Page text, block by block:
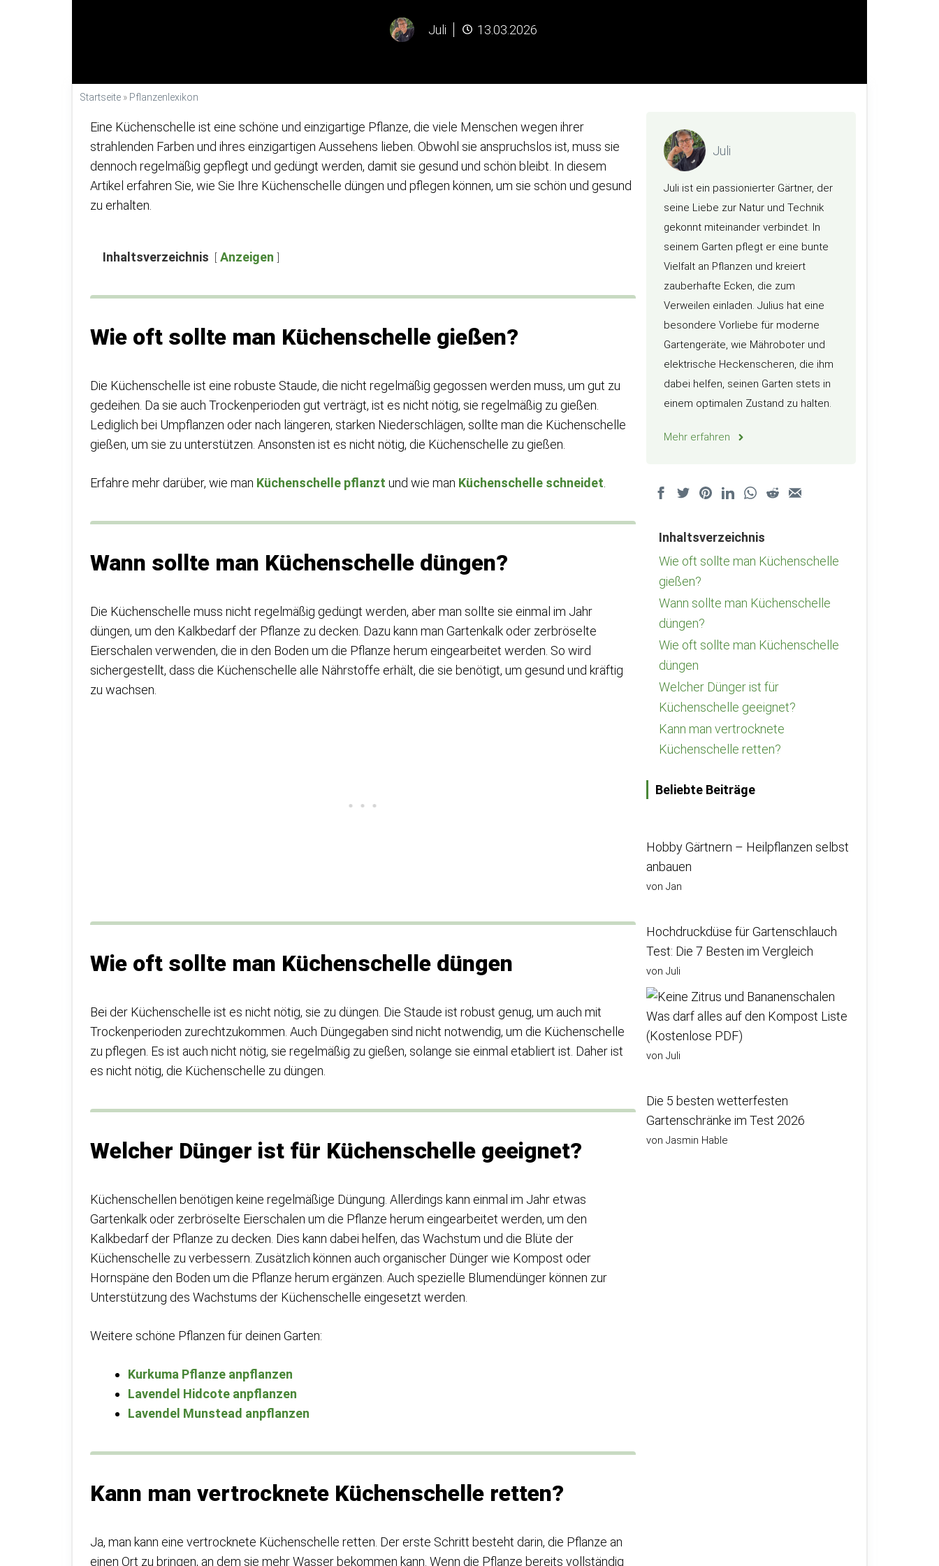
Juli 13.03.2026
Startseite » Pflanzenlexikon
Eine Küchenschelle ist eine schöne und einzigartige Pflanze, die viele Menschen wegen ihrer
strahlenden Farben und ihres einzigartigen Aussehens lieben. Obwohl sie anspruchslos ist, muss sie
dennoch regelmäßig gepflegt und gedüngt werden, damit sie gesund und schön bleibt. In diesem
Artikel erfahren Sie, wie Sie Ihre Küchenschelle düngen und pflegen können, um sie schön und gesund
zu erhalten.
Inhaltsverzeichnis Anzeigen
Wie oft sollte man Küchenschelle gießen?
Die Küchenschelle ist eine robuste Staude, die nicht regelmäßig gegossen werden muss, um gut zu
gedeihen. Da sie auch Trockenperioden gut verträgt, ist es nicht nötig, sie regelmäßig zu gießen.
Lediglich bei Umpflanzen oder nach längeren, starken Niederschlägen, sollte man die Küchenschelle
gießen, um sie zu unterstützen. Ansonsten ist es nicht nötig, die Küchenschelle zu gießen.
Erfahre mehr darüber, wie man Küchenschelle pflanzt und wie man Küchenschelle schneidet
Wann sollte man Küchenschelle düngen?
Die Küchenschelle muss nicht regelmäßig gedüngt werden, aber man sollte sie einmal im Jahr
düngen, um den Kalkbedarf der Pflanze zu decken. Dazu kann man Gartenkalk oder zerbröselte
Eierschalen verwenden, die in den Boden um die Pflanze herum eingearbeitet werden. So wird
sichergestellt, dass die Küchenschelle alle Nährstoffe erhält, die sie benötigt, um gesund und kräftig
zu wachsen.
Wie oft sollte man Küchenschelle düngen
Bei der Küchenschelle ist es nicht nötig, sie zu düngen. Die Staude ist robust genug, um auch mit
Trockenperioden zurechtzukommen. Auch Düngegaben sind nicht notwendig, um die Küchenschelle
zu pflegen. Es ist auch nicht nötig, sie regelmäßig zu gießen, solange sie einmal etabliert ist. Daher ist
es nicht nötig, die Küchenschelle zu düngen.
Welcher Dünger ist für Küchenschelle geeignet?
Küchenschellen benötigen keine regelmäßige Düngung. Allerdings kann einmal im Jahr etwas
Gartenkalk oder zerbröselte Eierschalen um die Pflanze herum eingearbeitet werden, um den
Kalkbedarf der Pflanze zu decken. Dies kann dabei helfen, das Wachstum und die Blüte der
Küchenschelle zu verbessern. Zusätzlich können auch organischer Dünger wie Kompost oder
Hornspäne den Boden um die Pflanze herum ergänzen. Auch spezielle Blumendünger können zur
Unterstützung des Wachstums der Küchenschelle eingesetzt werden.
Weitere schöne Pflanzen für deinen Garten:
Kurkuma Pflanze anpflanzen
Lavendel Hidcote anpflanzen
Lavendel Munstead anpflanzen
Kann man vertrocknete Küchenschelle retten?
Ja, man kann eine vertrocknete Küchenschelle retten. Der erste Schritt besteht darin, die Pflanze an
einen Ort zu bringen, an dem sie mehr Wasser bekommen kann. Wenn die Pflanze bereits vollständig
Juli
Juli ist ein passionierter Gärtner, der
seine Liebe zur Natur und Technik
gekonnt miteinander verbindet. In
seinem Garten pflegt er eine bunte
Vielfalt an Pflanzen und kreiert
zauberhafte Ecken, die zum
Verweilen einladen. Julius hat eine
besondere Vorliebe für moderne
Gartengeräte, wie Mähroboter und
elektrische Heckenscheren, die ihm
dabei helfen, seinen Garten stets in
einem optimalen Zustand zu halten.
Mehr erfahren
Inhaltsverzeichnis
Wie oft sollte man Küchenschelle
gießen?
Wann sollte man Küchenschelle
düngen?
Wie oft sollte man Küchenschelle
düngen
Welcher Dünger ist für
Küchenschelle geeignet?
Kann man vertrocknete
Küchenschelle retten?
Beliebte Beiträge
Hobby Gärtnern – Heilpflanzen selbst
anbauen
von Jan
Hochdruckdüse für Gartenschlauch
Test: Die 7 Besten im Vergleich
von Juli
Was darf alles auf den Kompost Liste
(Kostenlose PDF)
von Juli
Die 5 besten wetterfesten
Gartenschränke im Test 2026
von Jasmin Hable